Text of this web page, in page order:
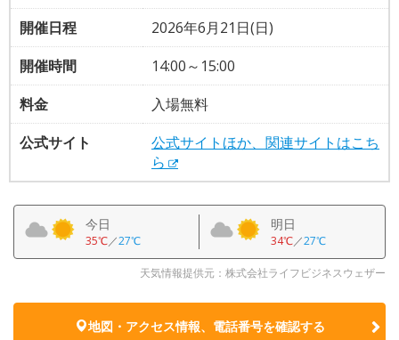
開催日程
2026年6月21日(日)
開催時間
14:00～15:00
料金
入場無料
公式サイト
公式サイトほか、関連サイトはこち
ら
今日
35℃／27℃
明日
34℃／27℃
天気情報提供元：株式会社ライフビジネスウェザー
地図・アクセス情報、電話番号を確認する